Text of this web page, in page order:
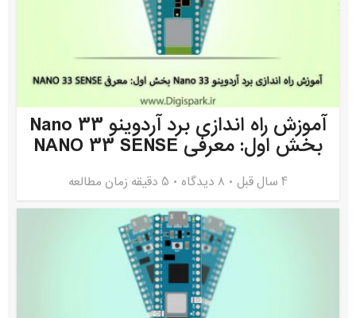
آموزش راه اندازی برد آردوینو Nano 33
بخش اول: معرفی NANO 33 SENSE
4 سال قبل ۸ دیدگاه 5 دقیقه زمان مطالعه